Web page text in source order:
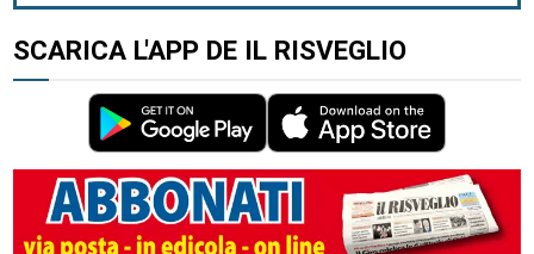
SCARICA L'APP DE IL RISVEGLIO